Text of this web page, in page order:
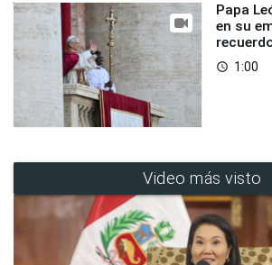
Papa
en su
access_time 1:00
Video más visto